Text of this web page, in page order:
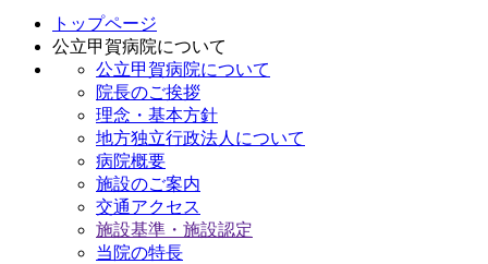
トップページ
公立甲賀病院について
公立甲賀病院について
院長のご挨拶
理念・基本方針
地方独立行政法人について
病院概要
施設のご案内
交通アクセス
施設基準・施設認定
当院の特長